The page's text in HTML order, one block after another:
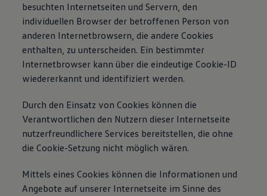
besuchten Internetseiten und Servern, den
individuellen Browser der betroffenen Person von
anderen Internetbrowsern, die andere Cookies
enthalten, zu unterscheiden. Ein bestimmter
Internetbrowser kann über die eindeutige Cookie-ID
wiedererkannt und identifiziert werden.
Durch den Einsatz von Cookies können die
Verantwortlichen den Nutzern dieser Internetseite
nutzerfreundlichere Services bereitstellen, die ohne
die Cookie-Setzung nicht möglich wären.
Mittels eines Cookies können die Informationen und
Angebote auf unserer Internetseite im Sinne des